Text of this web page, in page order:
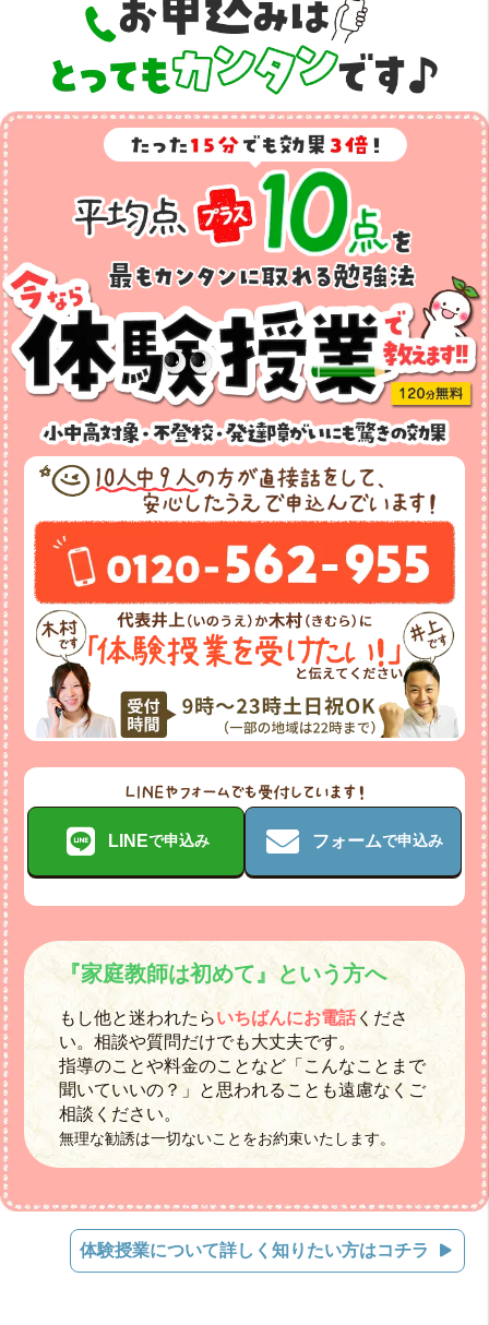
LINEで申込み フォームで申込み
『家庭教師は初めて』という方へ
もし他と迷われたらいちばんにお電話くださ
い。相談や質問だけでも大丈夫です。
指導のことや料金のことなど「こんなことまで
聞いていいの？」と思われることも遠慮なくご
相談ください。
無理な勧誘は一切ないことをお約束いたします。
体験授業について詳しく知りたい方はコチラ